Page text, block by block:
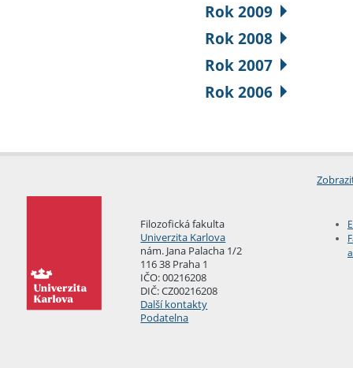
Rok 2009
Rok 2008
Rok 2007
Rok 2006
Filozofická fakulta
Univerzita Karlova
nám. Jana Palacha 1/2
116 38 Praha 1
IČO: 00216208
DIČ: CZ00216208
Další kontakty
Podatelna